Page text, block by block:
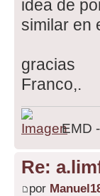
idea de
similar en
gracias
Franco,.
EMD
Re:
por